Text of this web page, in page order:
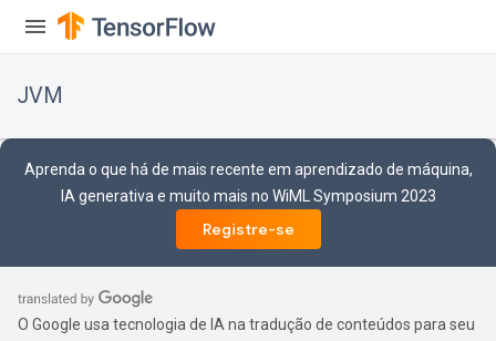
JVM
Aprenda o que há de mais recente em aprendizado de máquina,
IA generativa e muito mais no WiML Symposium 2023
Registre-se
O Google usa tecnologia de IA na tradução de conteúdos para seu